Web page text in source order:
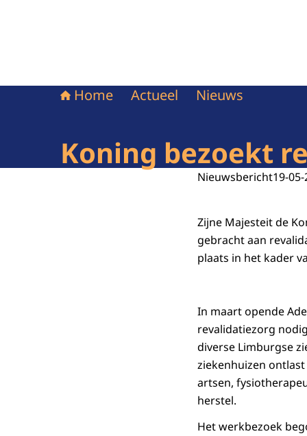
Home Actueel Nieuws
Koning bezoekt
Nieuwsbericht19-
Zijne Majesteit de
gebracht aan
plaats in het kader
In maart opende
revalidatiezorg
diverse Limburgse
ziekenhuizen
artsen,
herstel.
Het werkbezoek